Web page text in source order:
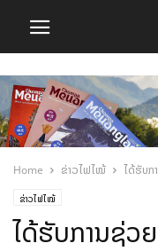
Home ຂ່າວໄຟໄໝ້ ໄດ້ຮັບກ
ຂ່າວໄຟໄໝ້
ໄດ້ຮັບການຊ່ວ